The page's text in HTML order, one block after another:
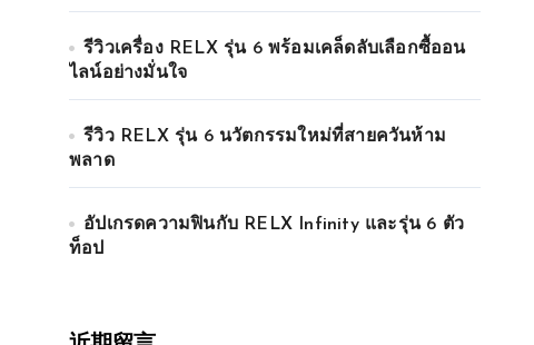
รีวิวเครื่อง RELX รุ่น 6 พร้อมเคล็ดลับเลือกซื้ออน
ไลน์อย่างมั่นใจ
รีวิว RELX รุ่น 6 นวัตกรรมใหม่ที่สายควันห้าม
พลาด
อัปเกรดความฟินกับ RELX Infinity และรุ่น 6 ตัว
ท็อป